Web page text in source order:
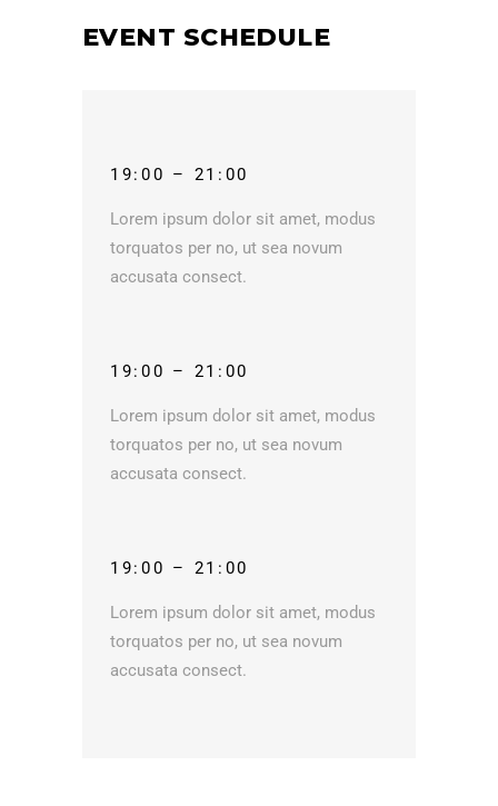
EVENT SCHEDULE
19:00 – 21:00
Lorem ipsum dolor sit amet, modus
torquatos per no, ut sea novum
accusata consect.
19:00 – 21:00
Lorem ipsum dolor sit amet, modus
torquatos per no, ut sea novum
accusata consect.
19:00 – 21:00
Lorem ipsum dolor sit amet, modus
torquatos per no, ut sea novum
accusata consect.